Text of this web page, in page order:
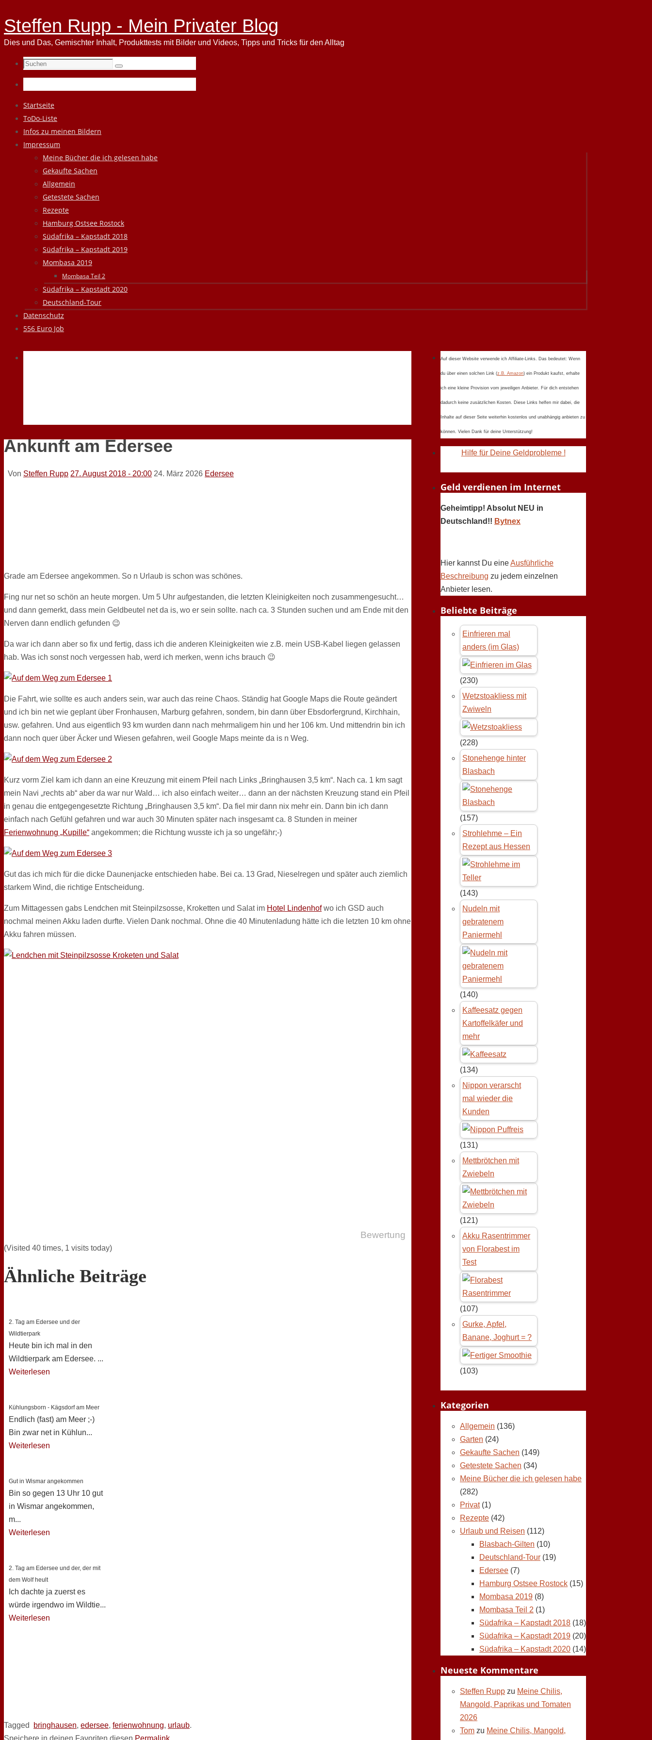
Steffen Rupp - Mein Privater Blog
Dies und Das, Gemischter Inhalt, Produkttests mit Bilder und Videos, Tipps und Tricks für den Alltag
Suchen
nach:
Suchen
Zum
Inhalt
springen
Startseite
ToDo-Liste
Infos zu meinen Bildern
Impressum
Meine Bücher die ich gelesen habe
Gekaufte Sachen
Allgemein
Getestete Sachen
Rezepte
Hamburg Ostsee Rostock
Südafrika – Kapstadt 2018
Südafrika – Kapstadt 2019
Mombasa 2019
Mombasa Teil 2
Südafrika – Kapstadt 2020
Deutschland-Tour
Datenschutz
556 Euro Job
Ankunft am Edersee
Von Steffen Rupp 27. August 2018 - 20:00 24. März 2026 Edersee
Grade am Edersee angekommen. So n Urlaub is schon was schönes.
Fing nur net so schön an heute morgen. Um 5 Uhr aufgestanden, die letzten Kleinigkeiten noch zusammengesucht…
und dann gemerkt, dass mein Geldbeutel net da is, wo er sein sollte. nach ca. 3 Stunden suchen und am Ende mit den
Nerven dann endlich gefunden 😉
Da war ich dann aber so fix und fertig, dass ich die anderen Kleinigkeiten wie z.B. mein USB-Kabel liegen gelassen
hab. Was ich sonst noch vergessen hab, werd ich merken, wenn ichs brauch 😉
Die Fahrt, wie sollte es auch anders sein, war auch das reine Chaos. Ständig hat Google Maps die Route geändert
und ich bin net wie geplant über Fronhausen, Marburg gefahren, sondern, bin dann über Ebsdorfergrund, Kirchhain,
usw. gefahren. Und aus eigentlich 93 km wurden dann nach mehrmaligem hin und her 106 km. Und mittendrin bin ich
dann noch quer über Äcker und Wiesen gefahren, weil Google Maps meinte da is n Weg.
Kurz vorm Ziel kam ich dann an eine Kreuzung mit einem Pfeil nach Links „Bringhausen 3,5 km“. Nach ca. 1 km sagt
mein Navi „rechts ab“ aber da war nur Wald… ich also einfach weiter… dann an der nächsten Kreuzung stand ein Pfeil
in genau die entgegengesetzte Richtung „Bringhausen 3,5 km“. Da fiel mir dann nix mehr ein. Dann bin ich dann
einfach nach Gefühl gefahren und war auch 30 Minuten später nach insgesamt ca. 8 Stunden in meiner
Ferienwohnung „Kupille“ angekommen; die Richtung wusste ich ja so ungefähr;-)
Gut das ich mich für die dicke Daunenjacke entschieden habe. Bei ca. 13 Grad, Nieselregen und später auch ziemlich
starkem Wind, die richtige Entscheidung.
Zum Mittagessen gabs Lendchen mit Steinpilzsosse, Kroketten und Salat im Hotel Lindenhofwo ich GSD auch
nochmal meinen Akku laden durfte. Vielen Dank nochmal. Ohne die 40 Minutenladung hätte ich die letzten 10 km ohne
Akku fahren müssen.
Bewertung
(Visited 40 times, 1 visits today)
Ähnliche Beiträge
2. Tag am Edersee und der
Wildtierpark
Heute bin ich mal in den
Wildtierpark am Edersee. ...
Weiterlesen
Kühlungsborn - Kägsdorf am Meer
Endlich (fast) am Meer ;-)
Bin zwar net in Kühlun...
Weiterlesen
Gut in Wismar angekommen
Bin so gegen 13 Uhr 10 gut
in Wismar angekommen,
m...
Weiterlesen
2. Tag am Edersee und der, der mit
dem Wolf heult
Ich dachte ja zuerst es
würde irgendwo im Wildtie...
Weiterlesen
Tagged bringhausen, edersee, ferienwohnung, urlaub.
Auf dieser Website verwende ich Affiliate-Links. Das bedeutet: Wenn
du über einen solchen Link (z.B. Amazon) ein Produkt kaufst, erhalte
ich eine kleine Provision vom jeweiligen Anbieter. Für dich entstehen
dadurch keine zusätzlichen Kosten. Diese Links helfen mir dabei, die
Inhalte auf dieser Seite weiterhin kostenlos und unabhängig anbieten zu
können. Vielen Dank für deine Unterstützung!
Hilfe für Deine Geldprobleme !
Geld verdienen im Internet
Geheimtipp! Absolut NEU in
Deutschland!! Bytnex
Hier kannst Du eineAusführliche
Beschreibung zu jedem einzelnen
Anbieter lesen.
Beliebte Beiträge
Einfrieren mal
anders (im Glas)
(230)
Wetzstoakliess mit
Zwiweln
(228)
Stonehenge hinter
Blasbach
(157)
Strohlehme – Ein
Rezept aus Hessen
(143)
Nudeln mit
gebratenem
Paniermehl
(140)
Kaffeesatz gegen
Kartoffelkäfer und
mehr
(134)
Nippon verarscht
mal wieder die
Kunden
(131)
Mettbrötchen mit
Zwiebeln
(121)
Akku Rasentrimmer
von Florabest im
Test
(107)
Gurke, Apfel,
Banane, Joghurt = ?
(103)
Kategorien
Allgemein (136)
Garten (24)
Gekaufte Sachen (149)
Getestete Sachen (34)
Meine Bücher die ich gelesen habe
(282)
Privat(1)
Rezepte (42)
Urlaub und Reisen (112)
Blasbach-Gilten (10)
Deutschland-Tour (19)
Edersee (7)
Hamburg Ostsee Rostock (15)
Mombasa 2019 (8)
Mombasa Teil 2 (1)
Südafrika – Kapstadt 2018 (18)
Südafrika – Kapstadt 2019 (20)
Südafrika – Kapstadt 2020 (14)
Neueste Kommentare
Steffen Rupp zu Meine Chilis,
Mangold, Paprikas und Tomaten
2026
Tom zu Meine Chilis, Mangold,